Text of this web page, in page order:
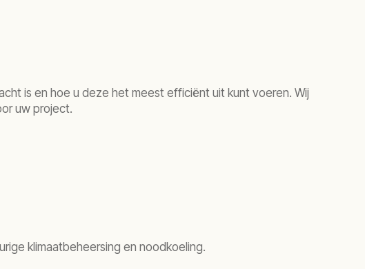
is en hoe u deze het meest efficiënt uit kunt voeren. Wij
uw project.
klimaatbeheersing en noodkoeling.